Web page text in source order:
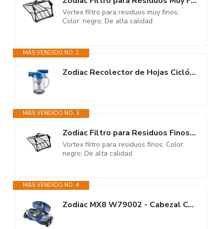
Vortex filtro para residuos muy finos;
Color: negro; De alta calidad
MÁS VENDIDO NO. 2
Zodiac Recolector de Hojas Ciclónico, Azul y Transparente, 23x19x28 cm,...
MÁS VENDIDO NO. 3
Zodiac Filtro para Residuos Finos, 100µ, para los Limpiafondos de Piscina...
Vortex filtro para residuos finos; Color:
negro; De alta calidad
MÁS VENDIDO NO. 4
Zodiac MX8 W79002 - Cabezal Completo de Sustitución para Limpiafondos...